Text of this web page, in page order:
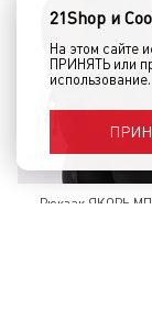
Рюкзак ЯКОРЬ
21Shop и
На этом сайте
ПРИНЯТЬ или
использование.